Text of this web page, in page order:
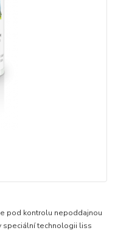
pod kontrolu nepoddajnou
speciální technologii liss